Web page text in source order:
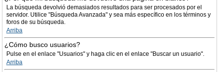
La búsqueda devolvió demasiados resultados para ser procesados por el
servidor. Utilice "Búsqueda Avanzada" y sea más específico en los términos y
foros de su búsqueda.
Arriba
¿Cómo busco usuarios?
Pulse en el enlace "Usuarios" y haga clic en el enlace "Buscar un usuario".
Arriba